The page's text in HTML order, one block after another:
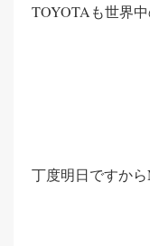
TOYOTAも世界
丁度明日ですか